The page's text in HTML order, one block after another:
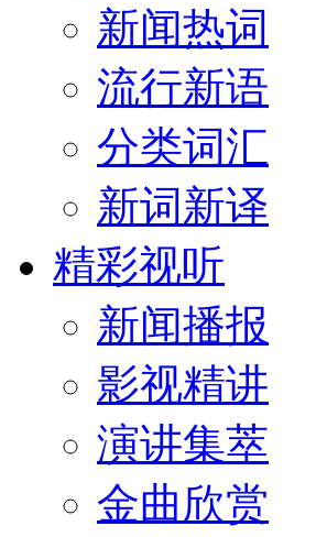
新闻热词
流行新语
分类词汇
新词新译
精彩视听
新闻播报
影视精讲
演讲集萃
金曲欣赏